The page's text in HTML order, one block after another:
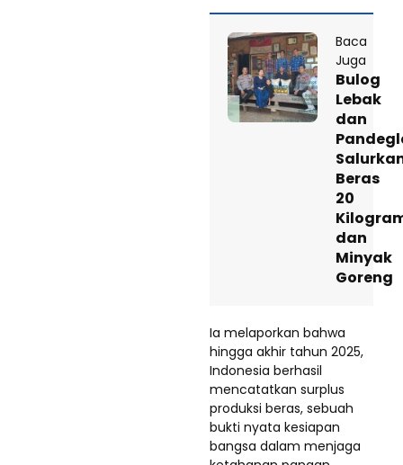
Baca
Juga
Bulog
Lebak
dan
Beras
20
dan
Minyak
Goreng
Ia melaporkan bahwa
hingga akhir tahun 2025,
Indonesia berhasil
mencatatkan surplus
produksi beras, sebuah
bukti nyata kesiapan
bangsa dalam menjaga